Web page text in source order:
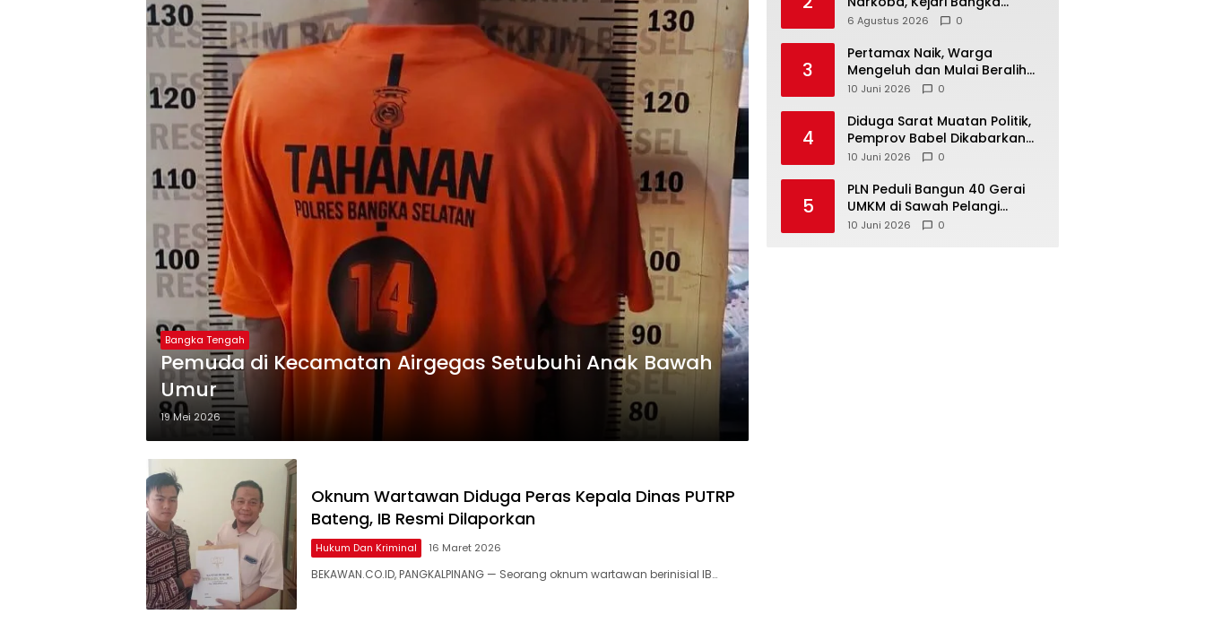
Bangka Tengah
Pemuda di Kecamatan Airgegas Setubuhi Anak Bawah
19 Mei 2026
Oknum Wartawan Diduga Peras Kepala Dinas PUTRP
Bateng, IB Resmi Dilaporkan
Hukum Dan Kriminal 16 Maret 2026
BEKAWAN.CO.ID, PANGKALPINANG — Seorang oknum wartawan berinisial IB…
Tengah Tegaskan Komitmen
Tuntas
6 Agustus 2026 0
3
‎Pertamax Naik, Warga
Mengeluh dan Mulai Beralih
ke Pertalite Meski Harus Antre
10 Juni 2026 0
4
‎Diduga Sarat Muatan Politik,
Pemprov Babel Dikabarkan
Lakukan Rotasi Besar-
10 Juni 2026 0
5
‎PLN Peduli Bangun 40 Gerai
UMKM di Sawah Pelangi
Namang, Dorong
10 Juni 2026 0